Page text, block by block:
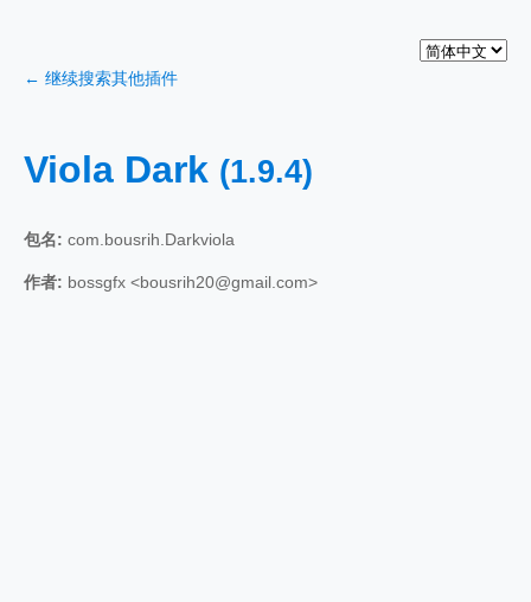
← 继续搜索其他插件
Viola Dark (1.9.4)
包名: com.bousrih.Darkviola
作者: bossgfx <bousrih20@gmail.com>